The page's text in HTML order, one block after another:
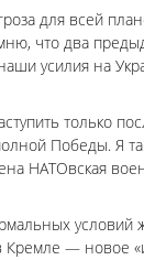
для всей
что два
усилия на
только
Победы. Я
НАТОвская
условий
Кремле — новое